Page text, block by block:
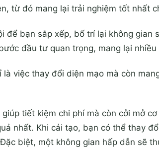
từ đó mang lại trải nghiệm tốt nhất
để bạn sắp xếp, bố trí lại không gian
đầu tư quan trọng, mang lại
là việc thay đổi diện mạo mà còn
tiết kiệm chi phí mà còn cởi mở
nhất. Khi cải tạo, bạn có thể thay
biệt, một không gian hấp dẫn sẽ